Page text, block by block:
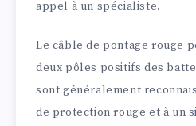
appel à un spécialiste.
Le câble de pontage rouge
deux pôles positifs des
sont généralement
de protection rouge et à un